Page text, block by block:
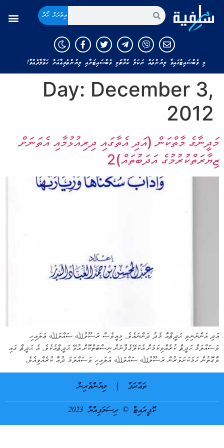
އިތުރަށް ހޯދާ
މި ވެބްސައިޓުގައިވާ ލިޔުންތައް ނަކަލު ކުރާނަމަ މި ވެބްސައިޓަށާއި ލިޔުންތެރިއާއަށް ހަވާލާދެއްވާ!
Day: December 3,
2012
މަދީނާގެ މާތްކަން (އަދި އެތާގައި ދިރިއުޅުމާއި އެތަނަށް
ޒިޔާރަތްކުރުމުގެ އަދަބުތައް)2
އަދި އަންނަނިވި ޙަދީޘްއާ މެދު ދަންނައެވެ. މިއީވެސް ރަސޫލުﷲ ޞައްލަﷲ ޢަލައިހި
ވަސައްލަމް ޙަދީޘް ކުރެއްވިކަމަށް އެކަލޭގެފާނަށް ނިސްބަތްކޮށް އުޅޭ ޙަދީޘްއެކެވެ. އެ ޙަދީޘް ގައި
ވާގޮތުން ހަމަކަށަވަރުން ރަސޫލުﷲ ޞައްލަﷲ ޢަލައިހި ވަސައްލަމަ ދުޢާ ކުރެއްވިއެވެ.
ތަޢާރަފް
ލިޔުންތެރިން
ކޮޕީރައިޓް © ދިސަލަފިއްޔާ 2023